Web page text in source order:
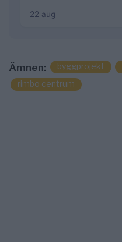
22 aug
Ämnen: byggprojekt
rimbo centrum